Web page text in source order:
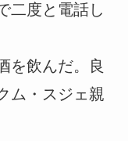
二度と電話し
を飲んだ。良
ム・スジェ親